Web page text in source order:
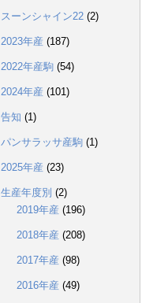
スーンシャイン22 (2)
2023年産 (187)
2022年産駒 (54)
2024年産 (101)
告知 (1)
パンサラッサ産駒 (1)
2025年産 (23)
生産年度別 (2)
2019年産 (196)
2018年産 (208)
2017年産 (98)
2016年産 (49)